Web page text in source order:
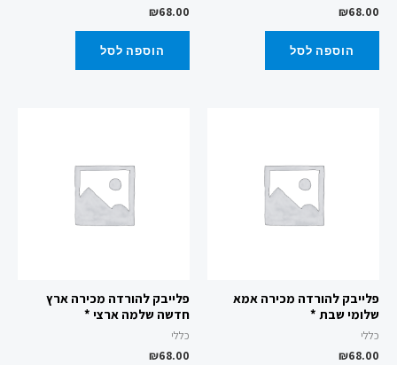
₪68.00
הוספה לסל
₪68.00
הוספה לסל
פלייבק להורדה מכירה אמא
שלומי שבת *
כללי
₪68.00
פלייבק להורדה מכירה ארץ
חדשה שלמה ארצי *
כללי
₪68.00